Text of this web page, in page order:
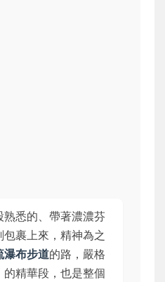
悉的、帶著濃濃芬
裹上來，精神為之
瀑布步道的路，嚴格
精華段，也是整個